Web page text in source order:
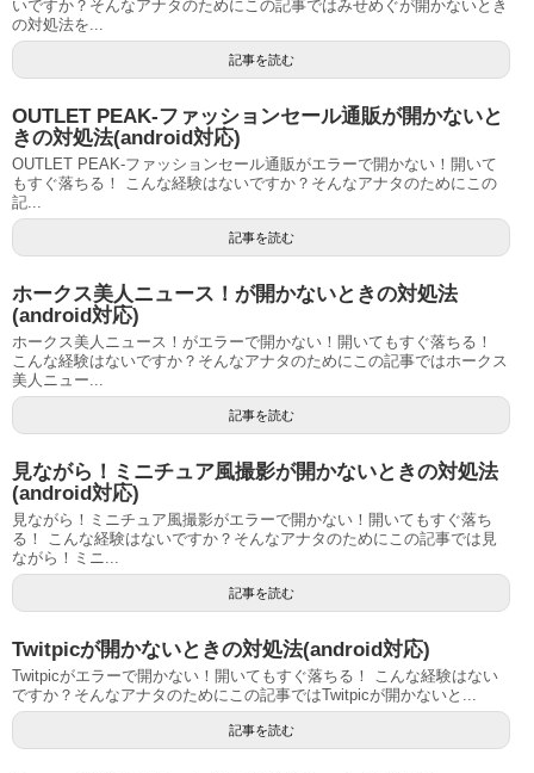
いですか？そんなアナタのためにこの記事ではみせめぐが開かないとき
の対処法を...
記事を読む
OUTLET PEAK-ファッションセール通販が開かないと
きの対処法(android対応)
OUTLET PEAK-ファッションセール通販がエラーで開かない！開いて
もすぐ落ちる！ こんな経験はないですか？そんなアナタのためにこの
記...
記事を読む
ホークス美人ニュース！が開かないときの対処法
(android対応)
ホークス美人ニュース！がエラーで開かない！開いてもすぐ落ちる！
こんな経験はないですか？そんなアナタのためにこの記事ではホークス
美人ニュー...
記事を読む
見ながら！ミニチュア風撮影が開かないときの対処法
(android対応)
見ながら！ミニチュア風撮影がエラーで開かない！開いてもすぐ落ち
る！ こんな経験はないですか？そんなアナタのためにこの記事では見
ながら！ミニ...
記事を読む
Twitpicが開かないときの対処法(android対応)
Twitpicがエラーで開かない！開いてもすぐ落ちる！ こんな経験はない
ですか？そんなアナタのためにこの記事ではTwitpicが開かないと...
記事を読む